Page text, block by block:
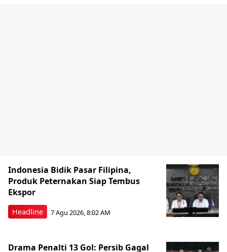
Headline
Indonesia Bidik Pasar Filipina,
Produk Peternakan Siap Tembus
Ekspor
7 Agu 2026, 8:02 AM
Drama Penalti 13 Gol: Persib Gagal